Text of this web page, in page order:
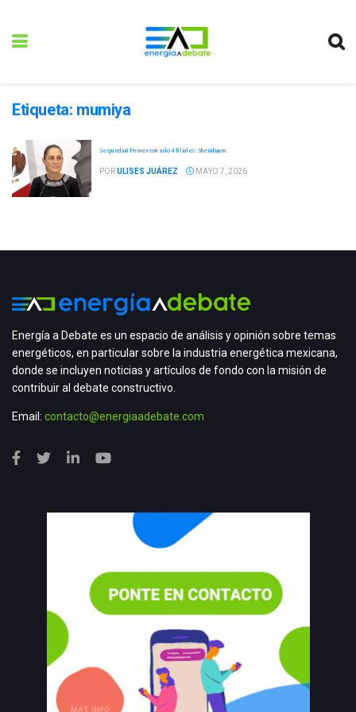
Etiqueta: mumiya
Se quedará Pemex con solo 4 filiales: Sheinbaum
PORULISES JUÁREZ MAYO 7, 2026
Energía a Debate es un espacio de análisis y opinión sobre temas
energéticos, en particular sobre la industria energética mexicana,
donde se incluyen noticias y artículos de fondo con la misión de
contribuir al debate constructivo.
Email: contacto@energiaadebate.com